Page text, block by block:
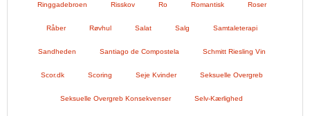
Ringgadebroen Risskov Ro Romantisk Roser
Råber Røvhul Salat Salg Samtaleterapi
Sandheden Santiago de Compostela Schmitt Riesling Vin
Scor.dk Scoring Seje Kvinder Seksuelle Overgreb
Seksuelle Overgreb Konsekvenser Selv-Kærlighed